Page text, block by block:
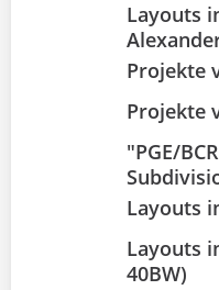
Layouts
Projekte
Projekte
"PGE/
Layouts
Layouts
40BW)